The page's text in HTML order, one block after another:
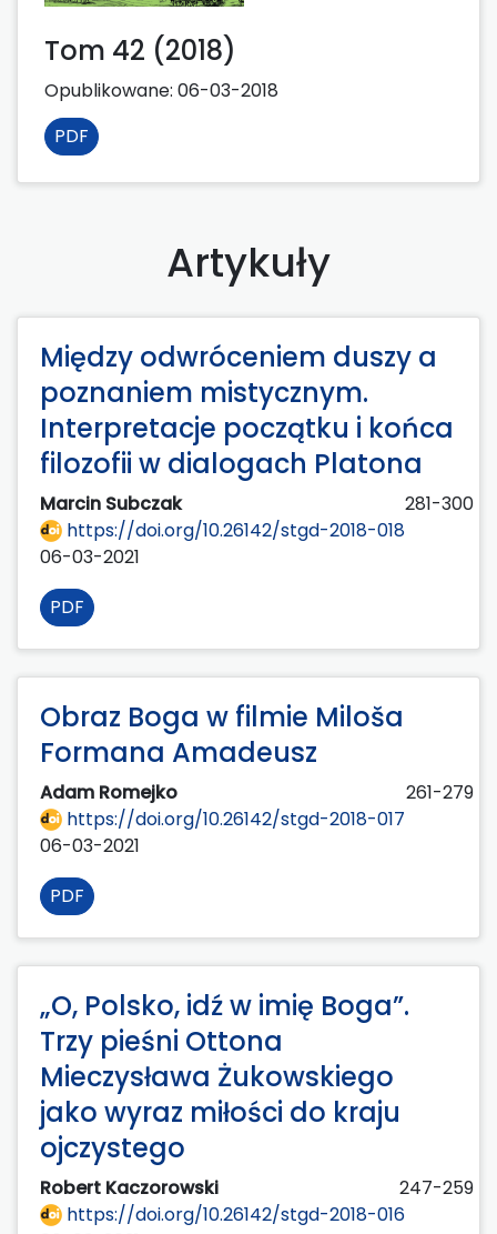
Tom 42 (2018)
Opublikowane: 06-03-2018
PDF
Artykuły
Między odwróceniem duszy a
poznaniem mistycznym.
Interpretacje początku i końca
filozofii w dialogach Platona
Marcin Subczak
281-300
https://doi.org/10.26142/stgd-2018-018
06-03-2021
PDF
Obraz Boga w filmie Miloša
Formana Amadeusz
Adam Romejko
261-279
https://doi.org/10.26142/stgd-2018-017
06-03-2021
PDF
„O, Polsko, idź w imię Boga”.
Trzy pieśni Ottona
Mieczysława Żukowskiego
jako wyraz miłości do kraju
ojczystego
Robert Kaczorowski
247-259
https://doi.org/10.26142/stgd-2018-016